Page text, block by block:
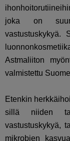
joka on
vastustuskykyä.
Astmaliiton
valmistettu
Etenkin
sillä niiden
vastustuskykyä,
mikrobien